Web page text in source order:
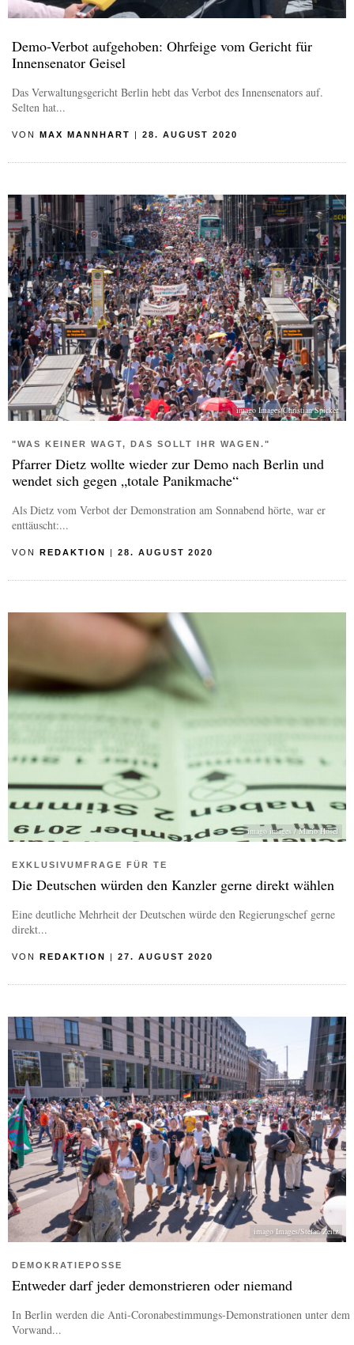
Demo-Verbot aufgehoben: Ohrfeige vom Gericht für
Innensenator Geisel
Das Verwaltungsgericht Berlin hebt das Verbot des Innensenators auf.
Selten hat...
VON MAX MANNHART 28. AUGUST 2020
imago Images/Christian Spicker
"WAS KEINER WAGT, DAS SOLLT IHR WAGEN."
Pfarrer Dietz wollte wieder zur Demo nach Berlin und
wendet sich gegen „totale Panikmache“
Als Dietz vom Verbot der Demonstration am Sonnabend hörte, war er
enttäuscht:...
VON REDAKTION | 28. AUGUST 2020
imago images / Mario Hösel
EXKLUSIVUMFRAGE FÜR TE
Die Deutschen würden den Kanzler gerne direkt wählen
Eine deutliche Mehrheit der Deutschen würde den Regierungschef gerne
direkt...
VON REDAKTION | 27. AUGUST 2020
imago Images/Stefan Zeitz
DEMOKRATIEPOSSE
Entweder darf jeder demonstrieren oder niemand
In Berlin werden die Anti-Coronabestimmungs-Demonstrationen unter dem
Vorwand...